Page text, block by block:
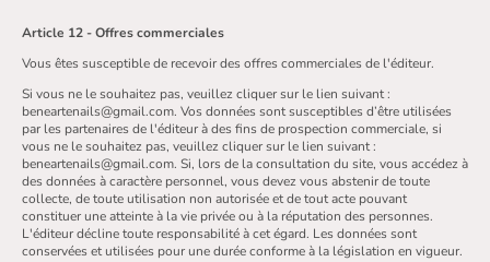
Article 12 - Offres commerciales
Vous êtes susceptible de recevoir des offres commerciales de l'éditeur.
Si vous ne le souhaitez pas, veuillez cliquer sur le lien suivant :
beneartenails@gmail.com. Vos données sont susceptibles d’être utilisées
par les partenaires de l'éditeur à des fins de prospection commerciale, si
vous ne le souhaitez pas, veuillez cliquer sur le lien suivant :
beneartenails@gmail.com. Si, lors de la consultation du site, vous accédez à
des données à caractère personnel, vous devez vous abstenir de toute
collecte, de toute utilisation non autorisée et de tout acte pouvant
constituer une atteinte à la vie privée ou à la réputation des personnes.
L'éditeur décline toute responsabilité à cet égard. Les données sont
conservées et utilisées pour une durée conforme à la législation en vigueur.